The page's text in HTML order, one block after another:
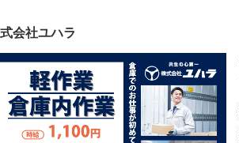
会社ユハラ